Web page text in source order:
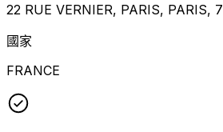
22 RUE VERNIER, PARIS, PARIS,
國家
FRANCE